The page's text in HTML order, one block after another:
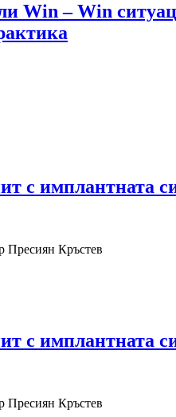
Win – Win
с имплантната
Пресиян Кръстев
с имплантната
Пресиян Кръстев